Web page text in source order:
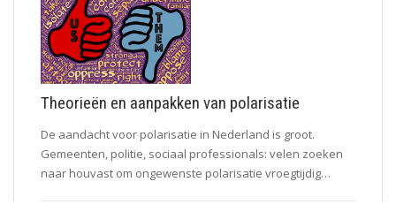
Theorieën en aanpakken van polarisatie
De aandacht voor polarisatie in Nederland is groot.
Gemeenten, politie, sociaal professionals: velen zoeken
naar houvast om ongewenste polarisatie vroegtijdig…